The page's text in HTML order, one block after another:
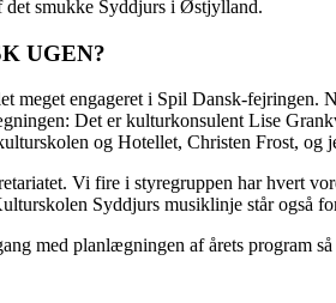
det smukke Syddjurs i Østjylland.
UGEN?
engageret i Spil Dansk-fejringen.
Det er kulturkonsulent Lise
og Hotellet, Christen Frost, og
Vi fire i styregruppen har hvert
Syddjurs musiklinje står også
med planlægningen af årets program